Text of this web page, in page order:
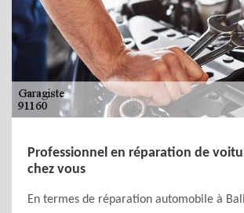
Professionnel en réparation de
chez vous
En termes de réparation automobile à